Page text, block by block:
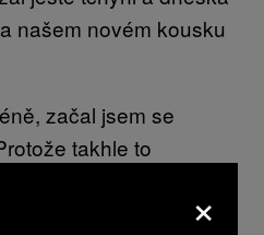
našem novém kousku
začal jsem se
takhle to
×